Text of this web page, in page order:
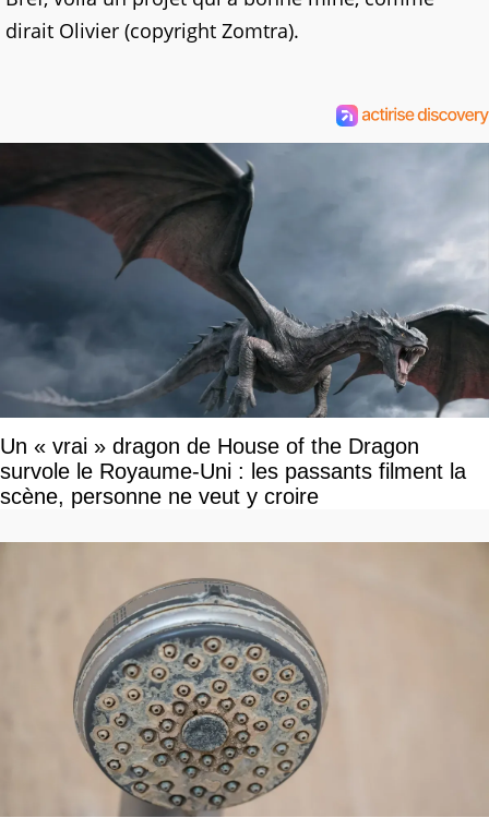
dirait Olivier (copyright Zomtra).
Un « vrai » dragon de House of the Dragon
survole le Royaume-Uni : les passants filment la
scène, personne ne veut y croire